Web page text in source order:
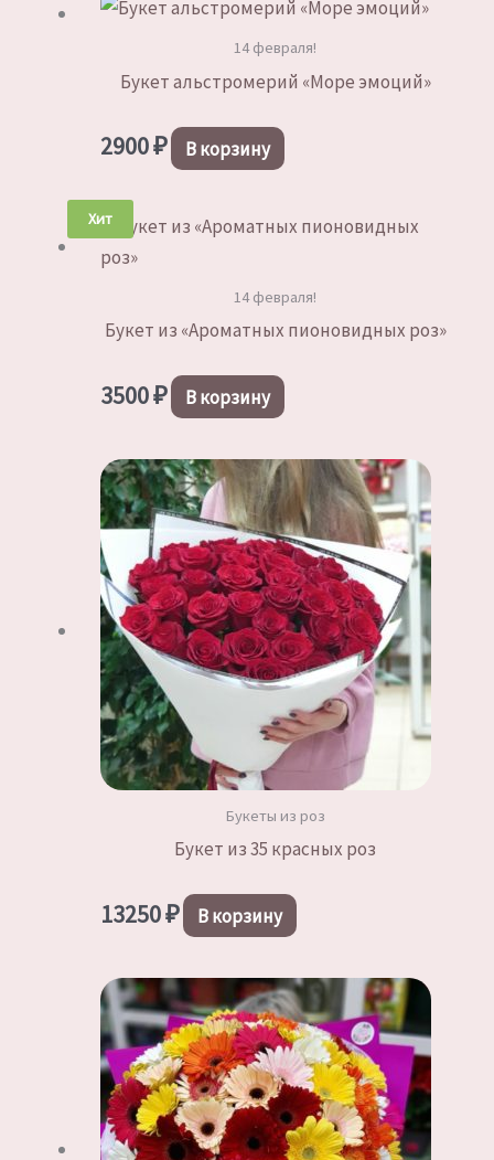
14 февраля!
Букет альстромерий «Море эмоций»
2900₽ В корзину
Хит
14 февраля!
Букет из «Ароматных пионовидных роз»
3500₽ В корзину
Букеты из роз
Букет из 35 красных роз
13250₽ В корзину